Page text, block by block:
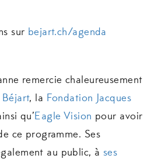
sur bejart.ch/agenda
remercie chaleureusement
Béjart, la Fondation Jacques
qu’Eagle Vision pour avoir
ce programme. Ses
au public, à ses